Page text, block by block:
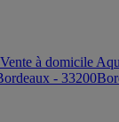
à domicile
- 33200